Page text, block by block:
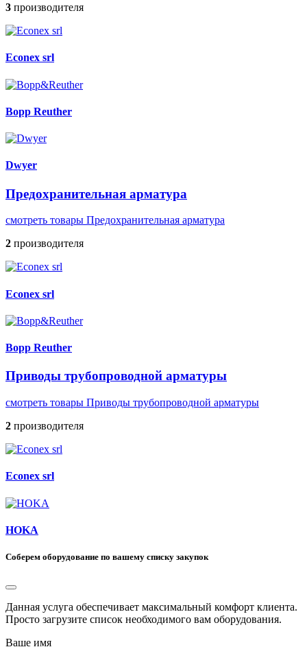
3 производителя
Econex srl
Bopp Reuther
Dwyer
Предохранительная арматура
смотреть товары Предохранительная арматура
2 производителя
Econex srl
Bopp Reuther
Приводы трубопроводной арматуры
смотреть товары Приводы трубопроводной арматуры
2 производителя
Econex srl
HOKA
Соберем оборудование по вашему списку закупок
Данная услуга обеспечивает максимальный комфорт клиента.
Просто загрузите список необходимого вам оборудования.
Ваше имя